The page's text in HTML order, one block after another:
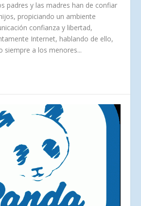
padres y las madres han de confiar
propiciando un ambiente
confianza y libertad,
Internet, hablando de ello,
siempre a los menores...